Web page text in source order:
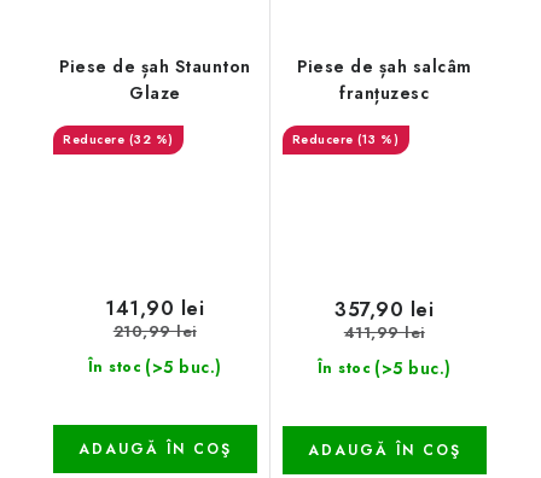
Piese de șah Staunton
Glaze
(32 %)
În stoc (>5 buc.)
141,90 lei
210,99 lei
ADAUGĂ ÎN COŞ
Piese de șah salcâm
franțuzesc
(13 %)
În stoc (>5 buc.)
357,90 lei
411,99 lei
ADAUGĂ ÎN COŞ